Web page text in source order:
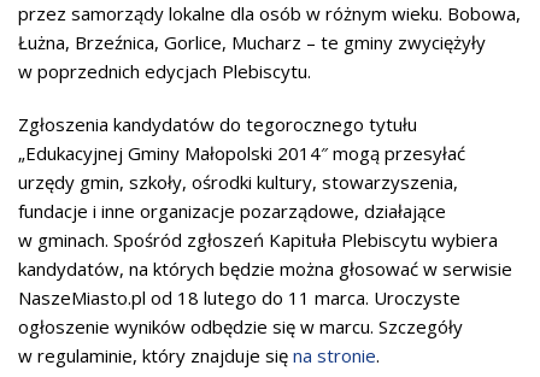
przez samorządy lokalne dla osób w różnym wieku. Bobowa,
Łużna, Brzeźnica, Gorlice, Mucharz – te gminy zwyciężyły
w poprzednich edycjach Plebiscytu.
Zgłoszenia kandydatów do tegorocznego tytułu
„Edukacyjnej Gminy Małopolski 2014″ mogą przesyłać
urzędy gmin, szkoły, ośrodki kultury, stowarzyszenia,
fundacje i inne organizacje pozarządowe, działające
w gminach. Spośród zgłoszeń Kapituła Plebiscytu wybiera
kandydatów, na których będzie można głosować w serwisie
NaszeMiasto.pl od 18 lutego do 11 marca. Uroczyste
ogłoszenie wyników odbędzie się w marcu. Szczegóły
w regulaminie, który znajduje się na stronie.